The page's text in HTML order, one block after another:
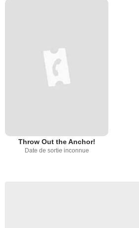
Throw Out the Anchor!
Date de sortie inconnue